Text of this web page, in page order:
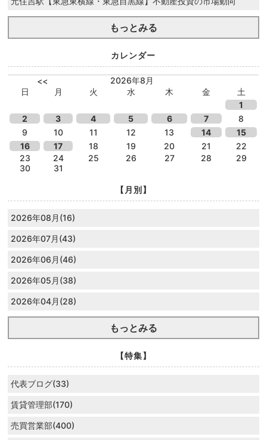
もっとみる
カレンダー
<<
2026年8月
日
月 火 水 木 金
土
1
2
3 4 5 6 7
8
9
10 11 12 13 14
15
16
17 18 19 20 21
22
23
24 25 26 27 28
29
30
31
【月別】
2026年08月(16)
2026年07月(43)
2026年06月(46)
2026年05月(38)
2026年04月(28)
もっとみる
【特集】
代表ブログ(33)
賃貸管理部(170)
売買営業部(400)